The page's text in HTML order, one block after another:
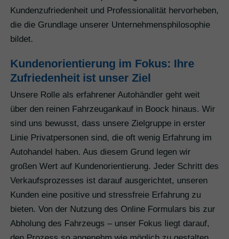
Kundenzufriedenheit und Professionalität hervorheben,
die die Grundlage unserer Unternehmensphilosophie
bildet.
Kundenorientierung im Fokus: Ihre
Zufriedenheit ist unser Ziel
Unsere Rolle als erfahrener Autohändler geht weit
über den reinen Fahrzeugankauf in Boock hinaus. Wir
sind uns bewusst, dass unsere Zielgruppe in erster
Linie Privatpersonen sind, die oft wenig Erfahrung im
Autohandel haben. Aus diesem Grund legen wir
großen Wert auf Kundenorientierung. Jeder Schritt des
Verkaufsprozesses ist darauf ausgerichtet, unseren
Kunden eine positive und stressfreie Erfahrung zu
bieten. Von der Nutzung des Online Formulars bis zur
Abholung des Fahrzeugs – unser Fokus liegt darauf,